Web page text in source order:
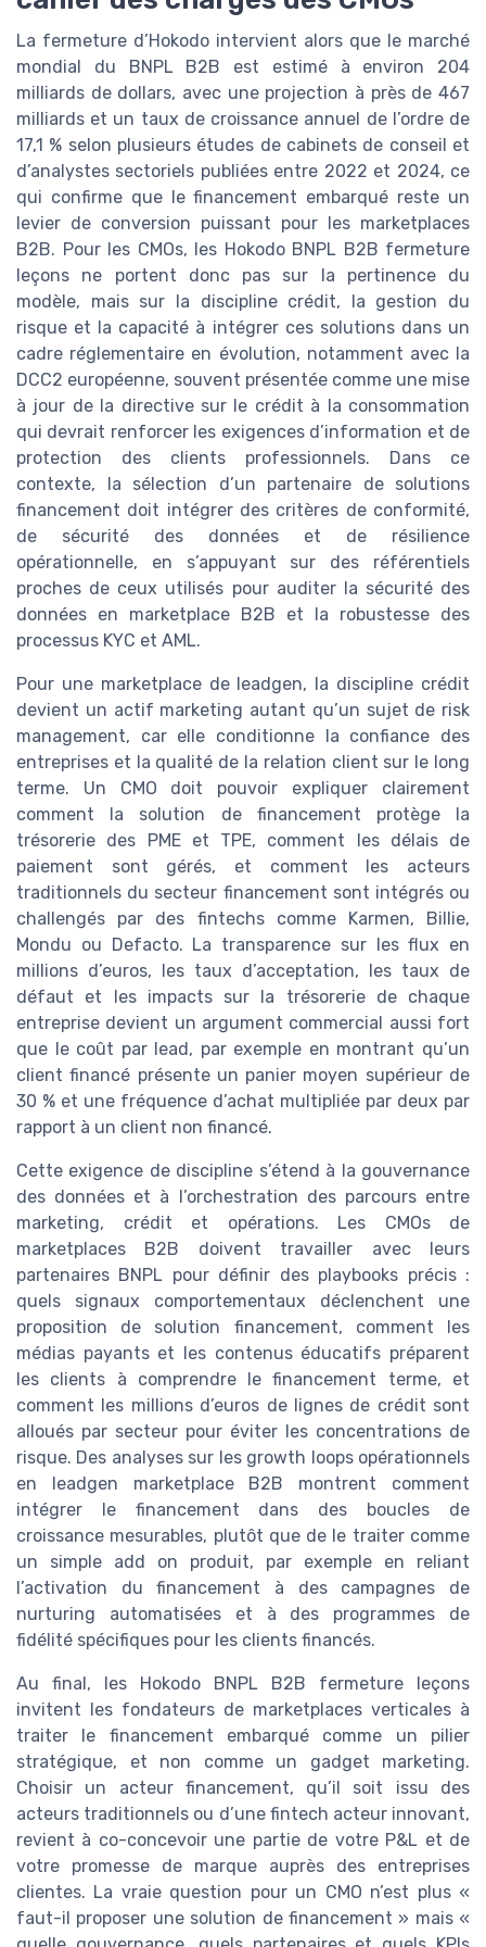
La fermeture d’Hokodo intervient alors que le marché
mondial du BNPL B2B est estimé à environ 204
milliards de dollars, avec une projection à près de 467
milliards et un taux de croissance annuel de l’ordre de
17,1 % selon plusieurs études de cabinets de conseil et
d’analystes sectoriels publiées entre 2022 et 2024, ce
qui confirme que le financement embarqué reste un
levier de conversion puissant pour les marketplaces
B2B. Pour les CMOs, les Hokodo BNPL B2B fermeture
leçons ne portent donc pas sur la pertinence du
modèle, mais sur la discipline crédit, la gestion du
risque et la capacité à intégrer ces solutions dans un
cadre réglementaire en évolution, notamment avec la
DCC2 européenne, souvent présentée comme une mise
à jour de la directive sur le crédit à la consommation
qui devrait renforcer les exigences d’information et de
protection des clients professionnels. Dans ce
contexte, la sélection d’un partenaire de solutions
financement doit intégrer des critères de conformité,
de sécurité des données et de résilience
opérationnelle, en s’appuyant sur des référentiels
proches de ceux utilisés pour auditer la sécurité des
données en marketplace B2B et la robustesse des
processus KYC et AML.
Pour une marketplace de leadgen, la discipline crédit
devient un actif marketing autant qu’un sujet de risk
management, car elle conditionne la confiance des
entreprises et la qualité de la relation client sur le long
terme. Un CMO doit pouvoir expliquer clairement
comment la solution de financement protège la
trésorerie des PME et TPE, comment les délais de
paiement sont gérés, et comment les acteurs
traditionnels du secteur financement sont intégrés ou
challengés par des fintechs comme Karmen, Billie,
Mondu ou Defacto. La transparence sur les flux en
millions d’euros, les taux d’acceptation, les taux de
défaut et les impacts sur la trésorerie de chaque
entreprise devient un argument commercial aussi fort
que le coût par lead, par exemple en montrant qu’un
client financé présente un panier moyen supérieur de
30 % et une fréquence d’achat multipliée par deux par
rapport à un client non financé.
Cette exigence de discipline s’étend à la gouvernance
des données et à l’orchestration des parcours entre
marketing, crédit et opérations. Les CMOs de
marketplaces B2B doivent travailler avec leurs
partenaires BNPL pour définir des playbooks précis :
quels signaux comportementaux déclenchent une
proposition de solution financement, comment les
médias payants et les contenus éducatifs préparent
les clients à comprendre le financement terme, et
comment les millions d’euros de lignes de crédit sont
alloués par secteur pour éviter les concentrations de
risque. Des analyses sur les growth loops opérationnels
en leadgen marketplace B2B montrent comment
intégrer le financement dans des boucles de
croissance mesurables, plutôt que de le traiter comme
un simple add on produit, par exemple en reliant
l’activation du financement à des campagnes de
nurturing automatisées et à des programmes de
fidélité spécifiques pour les clients financés.
Au final, les Hokodo BNPL B2B fermeture leçons
invitent les fondateurs de marketplaces verticales à
traiter le financement embarqué comme un pilier
stratégique, et non comme un gadget marketing.
Choisir un acteur financement, qu’il soit issu des
acteurs traditionnels ou d’une fintech acteur innovant,
revient à co-concevoir une partie de votre P&L et de
votre promesse de marque auprès des entreprises
clientes. La vraie question pour un CMO n’est plus «
faut-il proposer une solution de financement » mais «